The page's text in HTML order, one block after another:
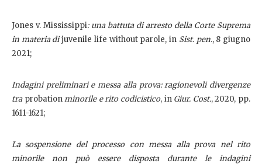
Jones v. Mississippi: una battuta di arresto della Corte Suprema
in materia dijuvenile life without parole, in Sist. pen., 8 giugno
2021;
Indagini preliminari e messa alla prova: ragionevoli divergenze
tra probationminorile e rito codicistico, in Giur. Cost., 2020, pp.
1611-1621;
La sospensione del processo con messa alla prova nel rito
minorile non può essere disposta durante le indagini